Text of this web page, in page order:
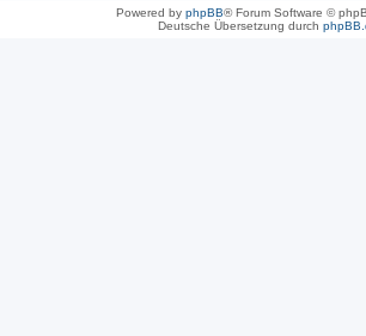
Powered by phpBB® Forum Software ©
Deutsche Übersetzung durch